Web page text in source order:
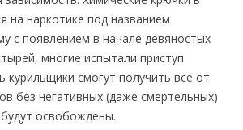
на наркотике под названием
с появлением в начале девяностых
многие испытали приступ
курильщики смогут получить все от
без негативных (даже смертельных)
освобождены.